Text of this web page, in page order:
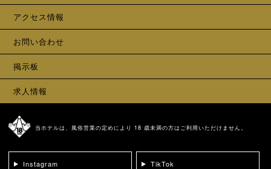
アクセス情報
お問い合わせ
掲示板
求人情報
当ホテルは、風俗営業の定めにより 18 歳未満の方はご利用いただけません。
Instagram TikTok